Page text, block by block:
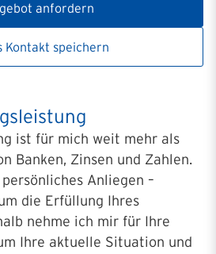
anfordern
Kontakt speichern
ist für mich weit mehr als
Banken, Zinsen und Zahlen.
Anliegen –
die Erfüllung Ihres
nehme ich mir für Ihre
Ihre aktuelle Situation und